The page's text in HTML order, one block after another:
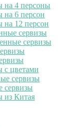
на 4 персоны
на 6 персон
на 12 персон
сервизы
сервизы
с цветами
сервизы
сервизы
из Китая